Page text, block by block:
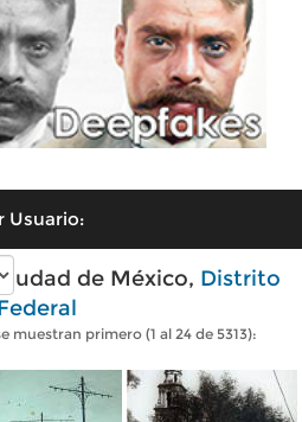
Usuario:
de México, Distrito
muestran primero (1 al 24 de 5313):